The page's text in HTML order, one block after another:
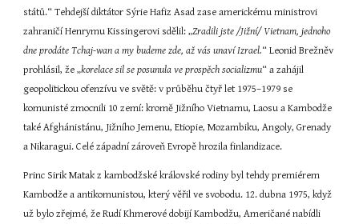
států.“ Tehdejší diktátor Sýrie Hafiz Asad zase americkému ministrovi
zahraničí Henrymu Kissingerovi sdělil: „Zradili jste /Jižní/ Vietnam, jednoho
dne prodáte Tchaj-wan a my budeme zde, až vás unaví Izrael.“ Leonid Brežněv
prohlásil, že „korelace sil se posunula ve prospěch socializmu“ a zahájil
geopolitickou ofenzívu ve světě: v průběhu čtyř let 1975–1979 se
komunisté zmocnili 10 zemí: kromě Jižního Vietnamu, Laosu a Kambodže
také Afghánistánu, Jižního Jemenu, Etiopie, Mozambiku, Angoly, Grenady
a Nikaragui. Celé západní zároveň Evropě hrozila finlandizace.
Princ Sirik Matak z kambodžské královské rodiny byl tehdy premiérem
Kambodže a antikomunistou, který věřil ve svobodu. 12. dubna 1975, když
už bylo zřejmé, že Rudí Khmerové dobijí Kambodžu, Američané nabídli